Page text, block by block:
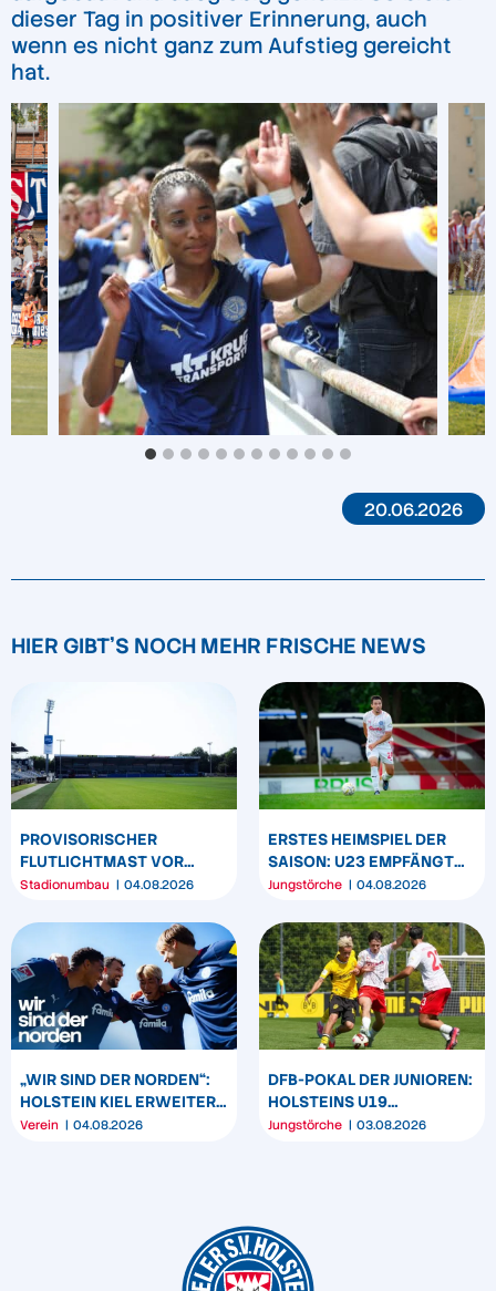
dieser Tag in positiver Erinnerung, auch
wenn es nicht ganz zum Aufstieg gereicht
hat.
20.06.2026
HIER GIBT'S NOCH MEHR FRISCHE NEWS
PROVISORISCHER
FLUTLICHTMAST VOR
WESTTRIBÜNE WIRD
Stadionumbau 04.08.2026
ERSTES HEIMSPIEL DER
SAISON: U23 EMPFÄNGT
HEIDER SV
Jungstörche 04.08.2026
„WIR SIND DER NORDEN“:
HOLSTEIN KIEL ERWEITERT
SEIN MARKENBILD
Verein 04.08.2026
DFB-POKAL DER JUNIOREN:
HOLSTEINS U19
TRIUMPHIERT IN
Jungstörche 03.08.2026